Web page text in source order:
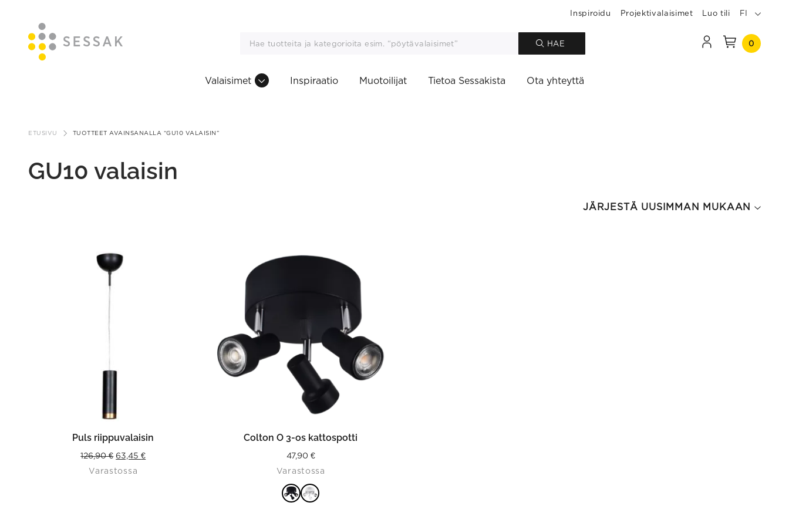
sisältöön
Inspiroidu Projektivalaisimet Luo tili FI
HAE 0
Valaisimet Inspiraatio Muotoilijat Tietoa Sessakista Ota yhteyttä
ETUSIVU TUOTTEET AVAINSANALLA “GU10 VALAISIN”
GU10 valaisin
LISÄÄ OSTOSKORIIN
Puls riippuvalaisin
126,90€ Original
price
63,45€Current
Varastossa
VALITSE VAIHTOEHDOISTA
This
variants.
be
chosen
on
the
product
page
Colton O 3-os kattospotti
47,90 €
Varastossa